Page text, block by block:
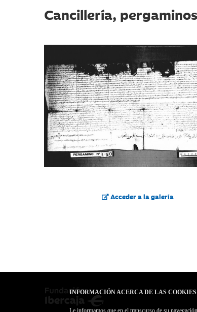
INFORMACIÓN ACERCA DE LAS
Le informamos que en el transcurso de su
Cancillería,
Acceder a la galería